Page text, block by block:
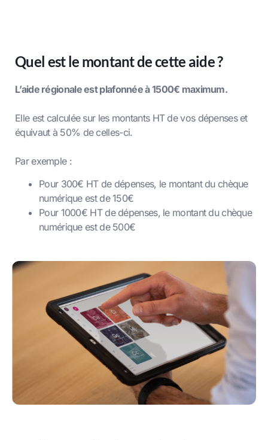
Quel est le montant de cette aide ?
L’aide régionale est plafonnée à 1500€ maximum.
Elle est calculée sur les montants HT de vos dépenses et
équivaut à 50% de celles-ci.
Par exemple :
Pour 300€ HT de dépenses, le montant du chèque
numérique est de 150€
Pour 1000€ HT de dépenses, le montant du chèque
numérique est de 500€